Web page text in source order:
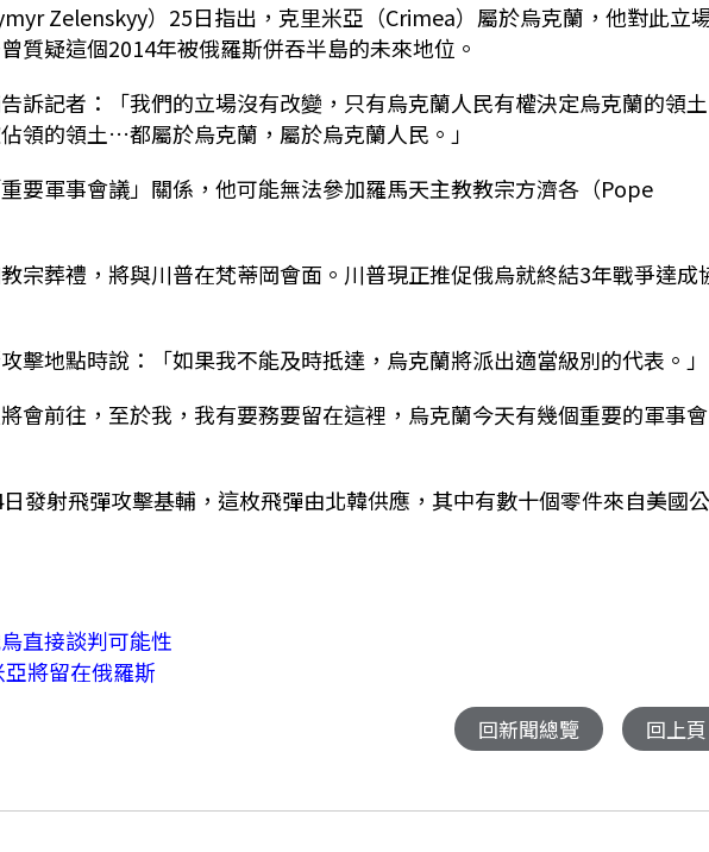
Zelenskyy）25日指出，克里米亞（Crimea）屬於烏克蘭，他對此立
質疑這個2014年被俄羅斯併吞半島的未來地位。
訴記者：「我們的立場沒有改變，只有烏克蘭人民有權決定烏克蘭的領
領的領土…都屬於烏克蘭，屬於烏克蘭人民。」
要軍事會議」關係，他可能無法參加羅馬天主教教宗方濟各（Pope
宗葬禮，將與川普在梵蒂岡會面。川普現正推促俄烏就終結3年戰爭達成
擊地點時說：「如果我不能及時抵達，烏克蘭將派出適當級別的代表。
會前往，至於我，我有要務要留在這裡，烏克蘭今天有幾個重要的軍事
發射飛彈攻擊基輔，這枚飛彈由北韓供應，其中有數十個零件來自美國
直接談判可能性
將留在俄羅斯
回新聞總覽 回上頁